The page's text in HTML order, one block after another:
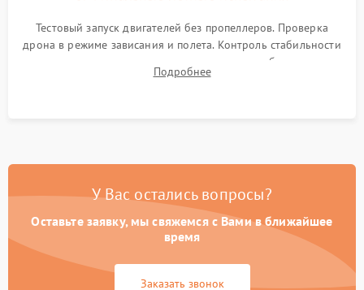
Тестовый запуск двигателей без пропеллеров. Проверка
дрона в режиме зависания и полета. Контроль стабильности
удержания точки, качества передачи видео, работы системы
возврата домой (RTH) и дальности радиосвязи.
Подробнее
У Вас остались вопросы?
Оставьте заявку, мы свяжемся с Вами в ближайшее
время
Заказать звонок